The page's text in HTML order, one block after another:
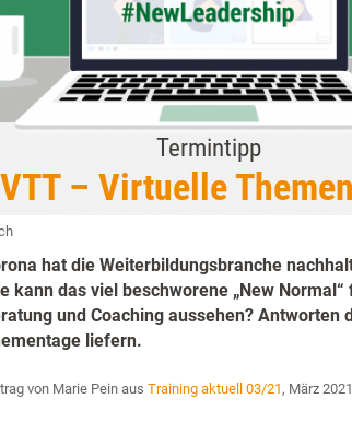
Termintipp
VTT – Virtuelle
hat die Weiterbildungsbranche
kann das viel beschworene „New
und Coaching aussehen?
liefern.
von Marie Pein aus Training aktuell 03/21, März 2021